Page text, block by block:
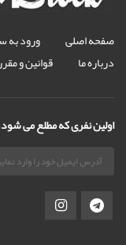
صفحه اصلی ورود به
درباره ما
قوانین و
اولین نفری که مطلع می